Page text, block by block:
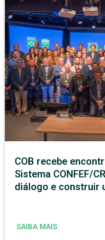
COB recebe
Sistema CONFEF/
diálogo e construir
SAIBA MAIS